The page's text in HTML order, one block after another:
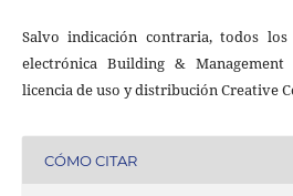
Salvo indicación contraria, todos
electrónica Building &
licencia de uso y distribución Creative
CÓMO CITAR